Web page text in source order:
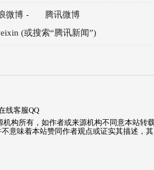
微博 - 腾讯微博
(或搜索“腾讯新闻”)
线客服QQ
构所有，如作者或来源机构不同意本站
意味着本站赞同作者观点或证实其描述